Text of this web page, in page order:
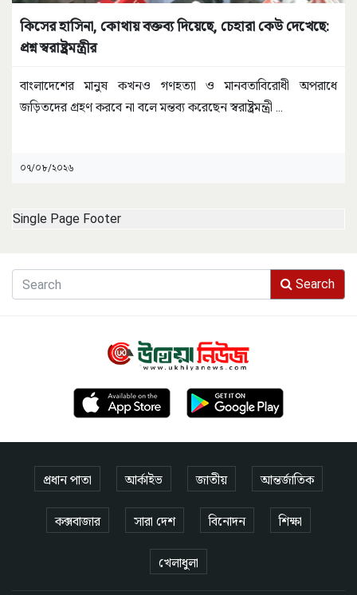
কিসের হাসিনা, কোথায় বক্তব্য দিয়েছে, চেহারা কেউ দেখেছে:
প্রশ্ন স্বরাষ্ট্রমন্ত্রীর
বাংলাদেশের মানুষ কখনও গণহত্যা ও মানবতাবিরোধী অপরাধে
জড়িতদের গ্রহণ করবে না বলে মন্তব্য করেছেন স্বরাষ্ট্রমন্ত্রী ...
০৭/০৮/২০২৬
Single Page Footer
Search
প্রধান পাতা আর্কাইভ জাতীয় আন্তর্জাতিক
কক্সবাজার সারা দেশ বিনোদন শিক্ষা
খেলাধুলা